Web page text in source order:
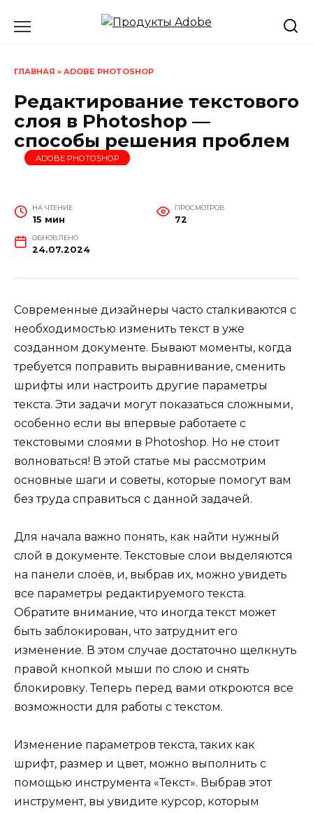
ГЛАВНАЯ » ADOBE PHOTOSHOP
Редактирование текстового
слоя в Photoshop —
способы решения проблем
ADOBE PHOTOSHOP
НА ЧТЕНИЕ
15 мин
ПРОСМОТРОВ
72
ОБНОВЛЕНО
24.07.2024
Современные дизайнеры часто сталкиваются с
необходимостью изменить текст в уже
созданном документе. Бывают моменты, когда
требуется поправить выравнивание, сменить
шрифты или настроить другие параметры
текста. Эти задачи могут показаться сложными,
особенно если вы впервые работаете с
текстовыми слоями в Photoshop. Но не стоит
волноваться! В этой статье мы рассмотрим
основные шаги и советы, которые помогут вам
без труда справиться с данной задачей.
Для начала важно понять, как найти нужный
слой в документе. Текстовые слои выделяются
на панели слоёв, и, выбрав их, можно увидеть
все параметры редактируемого текста.
Обратите внимание, что иногда текст может
быть заблокирован, что затруднит его
изменение. В этом случае достаточно щелкнуть
правой кнопкой мыши по слою и снять
блокировку. Теперь перед вами откроются все
возможности для работы с текстом.
Изменение параметров текста, таких как
шрифт, размер и цвет, можно выполнить с
помощью инструмента «Текст». Выбрав этот
инструмент, вы увидите курсор, которым